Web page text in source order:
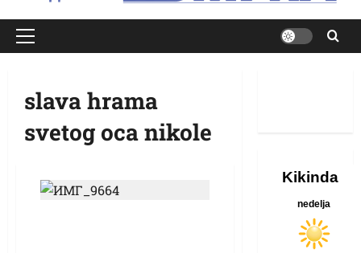
Примарy
slava hrama
svetog oca nikole